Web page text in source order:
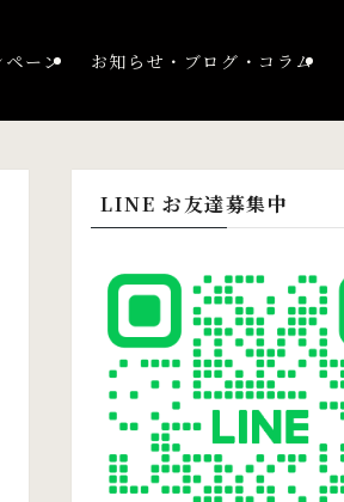
ペーン お知らせ・ブログ・コラム
LINE お友達募集中